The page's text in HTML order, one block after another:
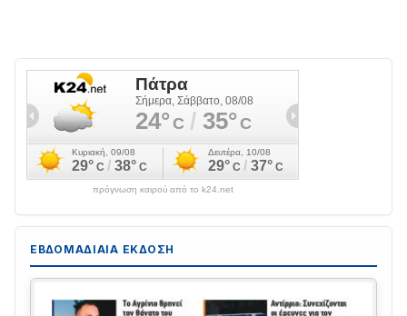
πρόγνωση καιρού από το k24.net